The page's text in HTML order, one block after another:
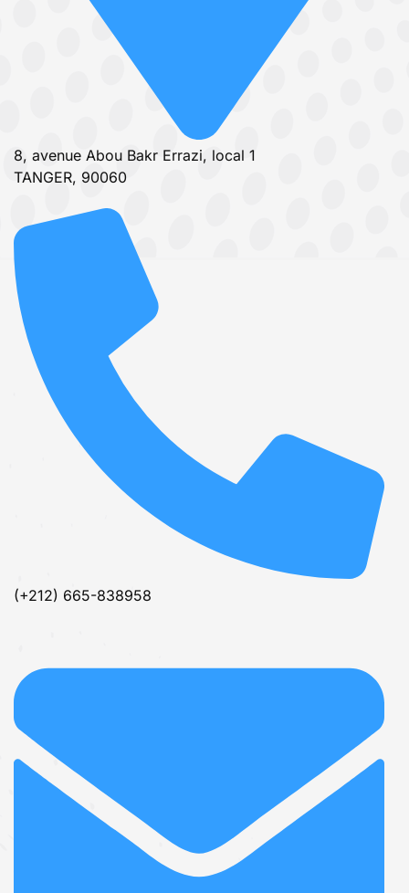
8, avenue Abou Bakr Errazi, local 1
TANGER, 90060
(+212) 665-838958